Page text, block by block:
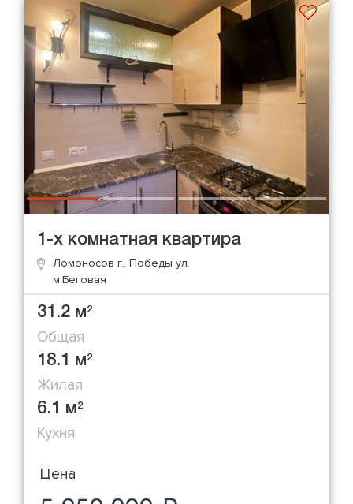
1-х комнатная квартира
Ломоносов г., Победы ул.
м.Беговая
31.2 м2
Общая
18.1 м2
Жилая
6.1 м2
Кухня
Цена